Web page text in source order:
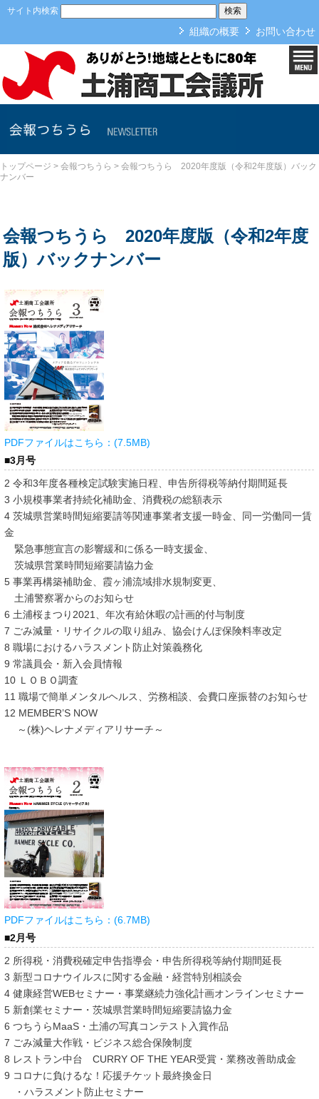
本文へ
サイト内検索
組織の概要 お問い合わせ
会報つちうら
トップページ > 会報つちうら > 会報つちうら 2020年度版（令和2年度版）バック
ナンバー
会報つちうら 2020年度版（令和2年度
版）バックナンバー
PDFファイルはこちら：(7.5MB)
■3月号
2 令和3年度各種検定試験実施日程、申告所得税等納付期間延長
3 小規模事業者持続化補助金、消費税の総額表示
4 茨城県営業時間短縮要請等関連事業者支援一時金、同一労働同一賃
金
緊急事態宣言の影響緩和に係る一時支援金、
茨城県営業時間短縮要請協力金
5 事業再構築補助金、霞ヶ浦流域排水規制変更、
土浦警察署からのお知らせ
6 土浦桜まつり2021、年次有給休暇の計画的付与制度
7 ごみ減量・リサイクルの取り組み、協会けんぽ保険料率改定
8 職場におけるハラスメント防止対策義務化
9 常議員会・新入会員情報
10 ＬＯＢＯ調査
11 職場で簡単メンタルヘルス、労務相談、会費口座振替のお知らせ
12 MEMBER’S NOW
～(株)ヘレナメディアリサーチ～
PDFファイルはこちら：(6.7MB)
■2月号
2 所得税・消費税確定申告指導会・申告所得税等納付期間延長
3 新型コロナウイルスに関する金融・経営特別相談会
4 健康経営WEBセミナー・事業継続力強化計画オンラインセミナー
5 新創業セミナー・茨城県営業時間短縮要請協力金
6 つちうらMaaS・土浦の写真コンテスト入賞作品
7 ごみ減量大作戦・ビジネス総合保険制度
8 レストラン中台 CURRY OF THE YEAR受賞・業務改善助成金
9 コロナに負けるな！応援チケット最終換金日
・ハラスメント防止セミナー